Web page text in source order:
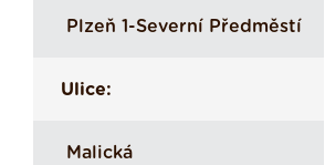
Plzeň 1-Severní Předměstí
Ulice:
Malická